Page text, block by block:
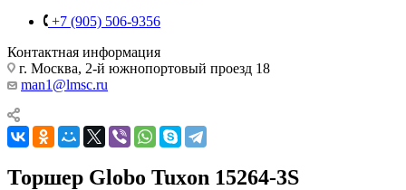
+7 (905) 506-9356
Контактная информация
г. Москва, 2-й южнопортовый проезд 18
man1@lmsc.ru
Торшер Globo Tuxon 15264-3S